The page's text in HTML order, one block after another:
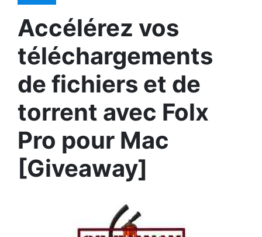
Accélérez vos
téléchargements
de fichiers et de
torrent avec Folx
Pro pour Mac
[Giveaway]